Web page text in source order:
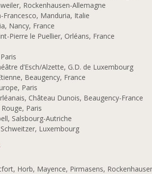
Rockenhausen-Allemagne
Francesco, Manduria, Italie
Nancy, France
Pierre le Puellier, Orléans, France
d’Esch/Alzette, G.D. de Luxembourg
Beaugency, France
Paris
Château Dunois, Beaugency-France
Paris
Salsbourg-Autriche
Luxembourg
Horb, Mayence, Pirmasens,